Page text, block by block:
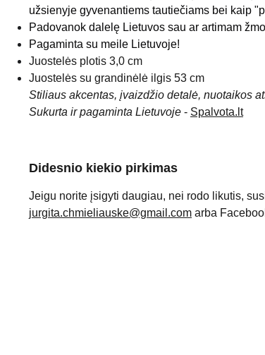
užsienyje gyvenantiems tautiečiams bei kaip
Padovanok dalelę Lietuvos sau ar artimam
Pagaminta su meile Lietuvoje!
Juostelės plotis 3,0 cm
Juostelės su grandinėlė ilgis 53 cm
Stiliaus akcentas, įvaizdžio detalė, nuotaikos
Sukurta ir pagaminta Lietuvoje - Spalvota.lt
Didesnio kiekio pirkimas
Jeigu norite įsigyti daugiau, nei rodo likutis,
jurgita.chmieliauske@gmail.com arba